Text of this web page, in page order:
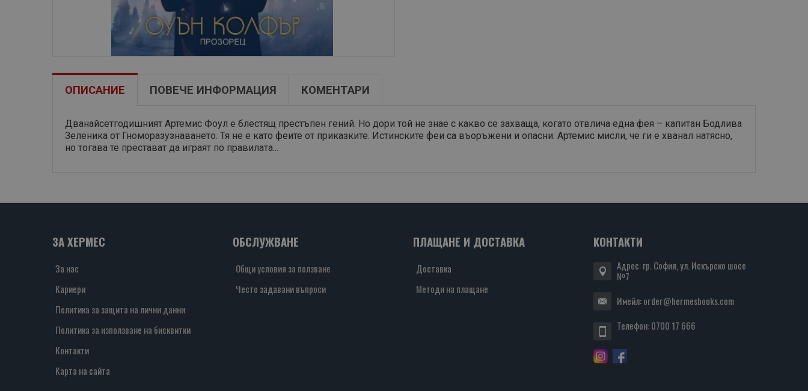
ОПИСАНИЕ ПОВЕЧЕ ИНФОРМАЦИЯ КОМЕНТАРИ
Дванайсетгодишният Артемис Фоул е блестящ престъпен гений. Но дори той не знае с какво се захваща, когато отвлича една фея – капитан Бодлива
Зеленика от Гноморазузнаването. Тя не е като феите от приказките. Истинските феи са въоръжени и опасни. Артемис мисли, че ги е хванал натясно,
но тогава те престават да играят по правилата...
ЗА ХЕРМЕС
За нас
Кариери
Политика за защита на лични данни
Политика за използване на бисквитки
Контакти
Карта на сайта
ОБСЛУЖВАНЕ
Общи условия за ползване
Често задавани въпроси
ПЛАЩАНЕ И ДОСТАВКА
Доставка
Методи на плащане
КОНТАКТИ
Адрес: гр. София, ул. Искърско шосе
№7
Имейл:order@hermesbooks.com
Телефон:0700 17 666